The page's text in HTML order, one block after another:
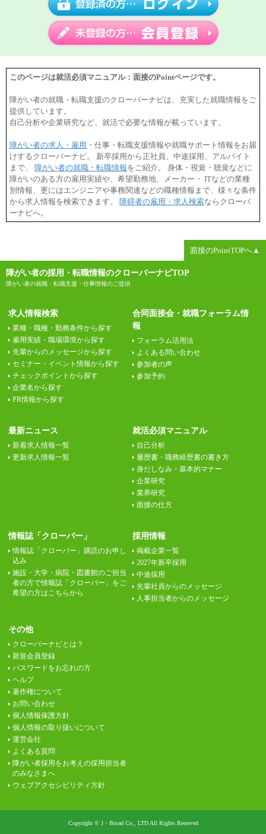
このページは就活必須マニュアル：面接のPointページです。
障がい者の就職・転職支援のクローバーナビは、充実した就職情報をご
提供しています。
自己分析や企業研究など、就活で必要な情報が載っています。
障がい者の求人・雇用 ・仕事・転職支援情報や就職サポート情報をお届
けするクローバーナビ。 新卒採用から正社員、中途採用、アルバイト
まで、 障がい者の就職・転職情報をご紹介。 身体・視覚・聴覚などに
障がいのある方の雇用実績や、希望勤務地、メーカー・ ITなどの業種
別情報、更にはエンジニアや事務関連などの職種情報まで、様々な条件
から求人情報を検索できます。 障碍者の雇用・求人検索ならクローバ
ーナビへ。
面接のPointTOPへ▲
障がい者の採用・転職情報のクローバーナビTOP
障がい者の就職・転職支援・仕事情報のご提供
求人情報検索
業種・職種・勤務条件から探す
雇用実績・職場環境から探す
先輩からのメッセージから探す
セミナー・イベント情報から探す
チェックポイントから探す
企業名から探す
PR情報から探す
合同面接会・就職フォーラム情
報
フォーラム活用法
よくある問い合わせ
参加者の声
参加予約
最新ニュース
新着求人情報一覧
更新求人情報一覧
就活必須マニュアル
自己分析
履歴書・職務経歴書の書き方
身だしなみ・基本的マナー
企業研究
業界研究
面接の仕方
情報誌「クローバー」
情報誌「クローバー」購読のお申し
込み
施設・大学・病院・図書館のご担当
者の方で情報誌「クローバー」をご
希望の方はこちらから
採用情報
掲載企業一覧
2027年新卒採用
中途採用
先輩社員からのメッセージ
人事担当者からのメッセージ
その他
クローバーナビとは？
新規会員登録
パスワードをお忘れの方
ヘルプ
著作権について
お問い合わせ
個人情報保護方針
個人情報の取り扱いについて
運営会社
よくある質問
障がい者採用をお考えの採用担当者
のみなさまへ
ウェブアクセシビリティ方針
Copyright © J・Broad Co., LTD All Rights Reserved